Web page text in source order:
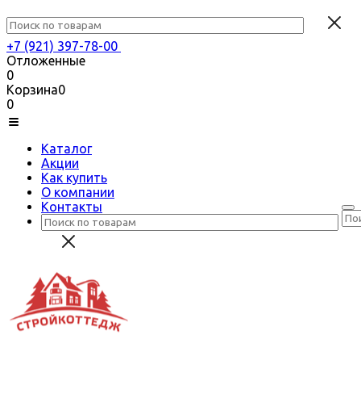
+7 (921) 397-78-00
Отложенные
0
Корзина0
0
Каталог
Акции
Как купить
О компании
Контакты